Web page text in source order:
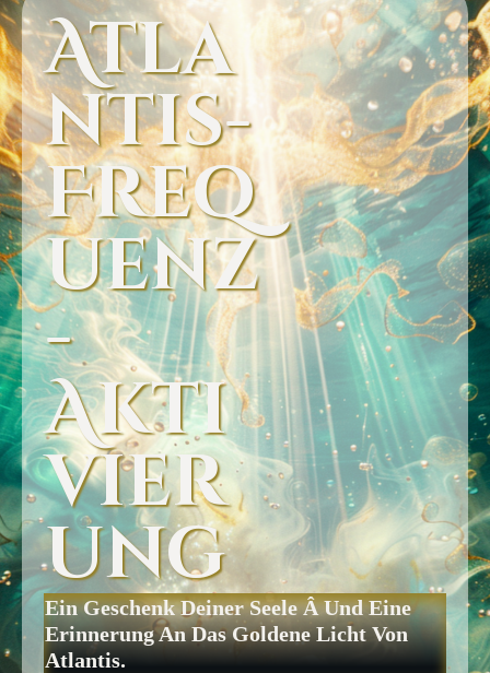
Atla
Ntis-
Freq
Uenz
-
Akti
Vier
Ung
Ein Geschenk Deiner Seele Â Und Eine
Erinnerung An Das Goldene Licht Von
Atlantis.